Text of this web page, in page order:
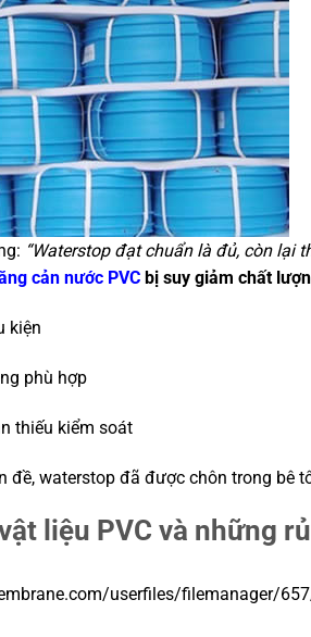
“Waterstop đạt chuẩn là đủ, còn lại
cản nước PVC bị suy giảm chất
kiện
phù hợp
thiếu kiểm soát
đề, waterstop đã được chôn trong bê
liệu PVC và những